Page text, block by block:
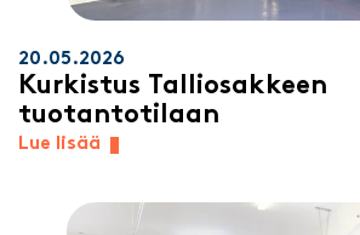
20.05.2026
Kurkistus Talliosakkeen
tuotantotilaan
Lue lisää